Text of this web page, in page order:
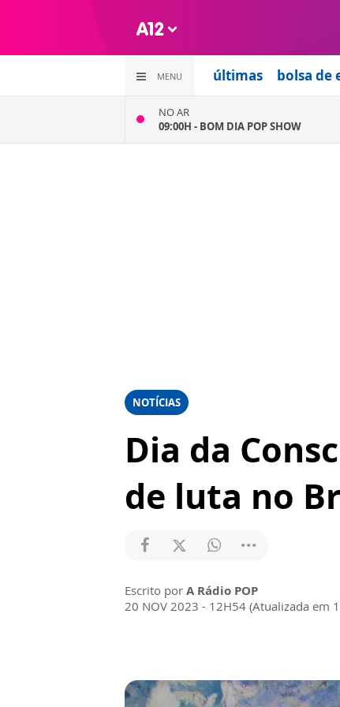
MENU últimas bolsa de
NO AR
09:00H - BOM DIA POP SHOW
NOTÍCIAS
Dia da
de luta no
Escrito por A Rádio POP
20 NOV 2023 - 12H54 (Atualizada em